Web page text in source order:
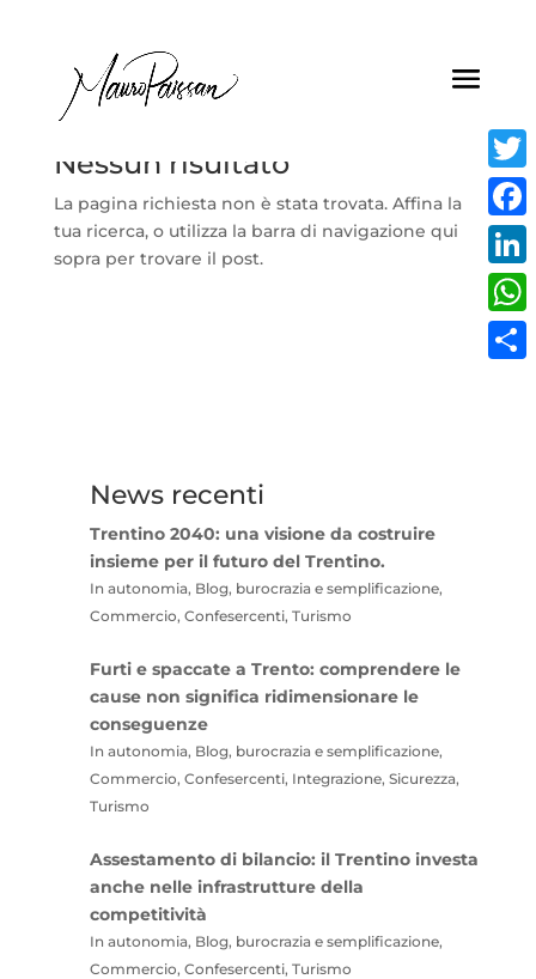
Nessun risultato
La pagina richiesta non è stata trovata. Affina la
tua ricerca, o utilizza la barra di navigazione qui
sopra per trovare il post.
News recenti
Trentino 2040: una visione da costruire
insieme per il futuro del Trentino.
In autonomia, Blog, burocrazia e semplificazione,
Commercio, Confesercenti, Turismo
Furti e spaccate a Trento: comprendere le
cause non significa ridimensionare le
conseguenze
In autonomia, Blog, burocrazia e semplificazione,
Commercio, Confesercenti, Integrazione, Sicurezza,
Turismo
Assestamento di bilancio: il Trentino investa
anche nelle infrastrutture della
competitività
In autonomia, Blog, burocrazia e semplificazione,
Commercio, Confesercenti, Turismo